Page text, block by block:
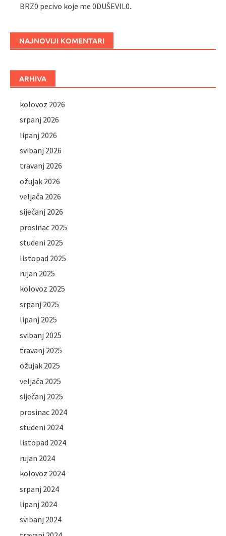
BRZ0 pecivo koje me 0DUŠEVIL0..
NAJNOVIJI KOMENTARI
ARHIVA
kolovoz 2026
srpanj 2026
lipanj 2026
svibanj 2026
travanj 2026
ožujak 2026
veljača 2026
siječanj 2026
prosinac 2025
studeni 2025
listopad 2025
rujan 2025
kolovoz 2025
srpanj 2025
lipanj 2025
svibanj 2025
travanj 2025
ožujak 2025
veljača 2025
siječanj 2025
prosinac 2024
studeni 2024
listopad 2024
rujan 2024
kolovoz 2024
srpanj 2024
lipanj 2024
svibanj 2024